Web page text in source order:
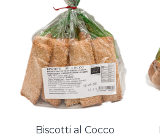
Biscotti al Cocco